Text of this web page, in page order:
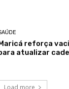
Maricá reforça
atualizar
Load more